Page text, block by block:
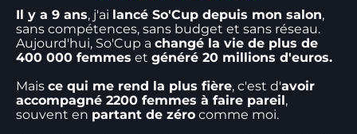
Il y a 9 ans, j'ai lancé So'Cup depuis mon salon,
sans compétences, sans budget et sans réseau.
Aujourd'hui, So'Cup a changé la vie de plus de
400 000 femmes et généré 20 millions d'euros.
Mais ce qui me rend la plus fière, c'est d'avoir
accompagné 2200 femmes à faire pareil,
souvent en partant de zéro comme moi.